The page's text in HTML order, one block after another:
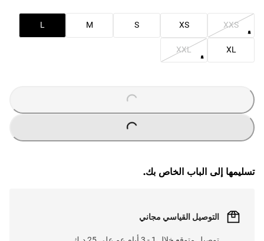
XXS
XS
S
M
L
XL
XXL
L
.
تسليمها إلى الباب الخاص بك.
التوصيل القياسي مجاني